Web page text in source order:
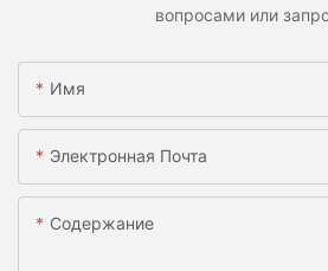
вопросами или
Имя
Электронная Почта
Содержание